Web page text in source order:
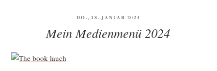
VERÖFFENTLICHT
DO., 18. JANUAR 2024
Mein Medienmenü 2024